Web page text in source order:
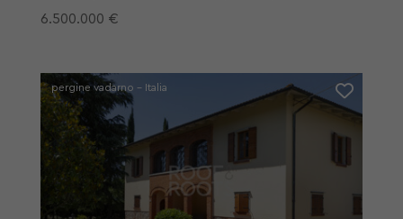
6.500.000 €
pergine vadarno - Italia